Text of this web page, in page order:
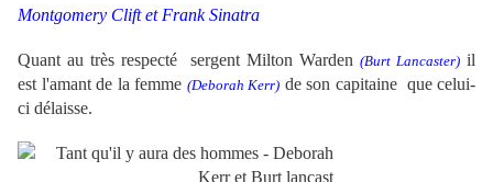
Montgomery Clift et Frank Sinatra
Quant au très respecté sergent Milton Warden (Burt Lancaster) il
est l'amant de la femme (Deborah Kerr) de son capitaine que celui-
ci délaisse.